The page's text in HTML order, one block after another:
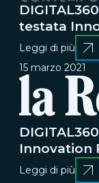
testata
Leggi di più
15 marzo 2021
Innovation
Leggi di più